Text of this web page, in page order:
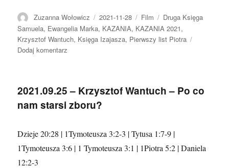
Autor
Zuzanna Wołowicz
Data
publikacji
2021-11-28 Format
Film Kategorie
Druga Księga
Samuela, Ewangelia Marka, KAZANIA, KAZANIA 2021,
Krzysztof Wantuch, Księga Izajasza, Pierwszy list Piotra
Dodaj komentarz
Wantuch
2021.09.25 – Krzysztof Wantuch – Po co
nam starsi zboru?
Dzieje 20:28 | 1Tymoteusza 3:2-3 | Tytusa 1:7-9 |
1Tymoteusza 3:6 | 1 Tymoteusza 3:1 | 1Piotra 5:2 | Daniela
12:2-3